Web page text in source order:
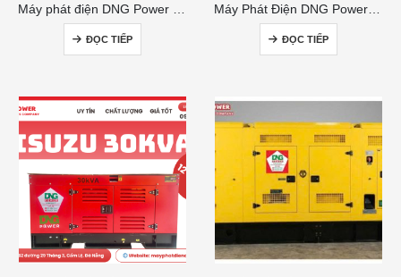
ĐỌC TIẾP ĐỌC TIẾP